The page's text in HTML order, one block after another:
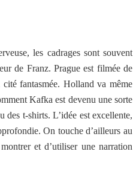
les cadrages sont souvent
de Franz. Prague est filmée de
fantasmée. Holland va même
Kafka est devenu une sorte
t-shirts. L’idée est excellente,
On touche d’ailleurs au
et d’utiliser une narration